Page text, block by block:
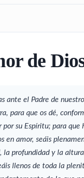
de
ante el Padre de
para que os dé,
su Espíritu; para
en amor, seáis
la profundidad y la
llenos de toda la